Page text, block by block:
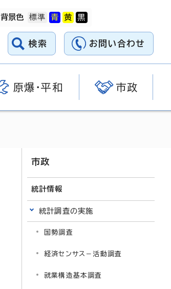
背景色
検索 お問い合わせ
原爆・平和 市政
市政
統計情報
統計調査の実施
国勢調査
経済センサス－活動調査
就業構造基本調査